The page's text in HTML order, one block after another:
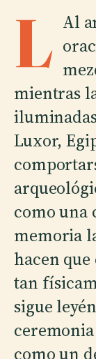
L Al
mientras
Luxor,
como una
memoria
hacen
tan
sigue
como un